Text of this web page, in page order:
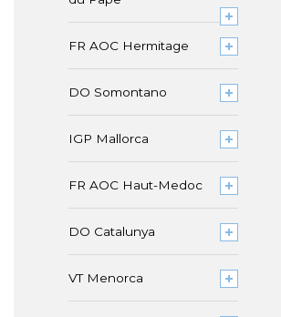
FR AOC Hermitage
DO Somontano
IGP Mallorca
FR AOC Haut-Medoc
DO Catalunya
VT Menorca